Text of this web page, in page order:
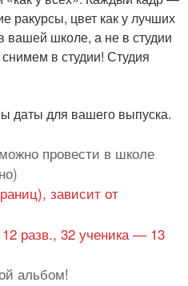
ракурсы, цвет как у лучших
вашей школе, а не в студии
в студии! Студия
даты для вашего выпуска.
провести в школе
зависит от
разв., 32 ученика — 13
альбом!